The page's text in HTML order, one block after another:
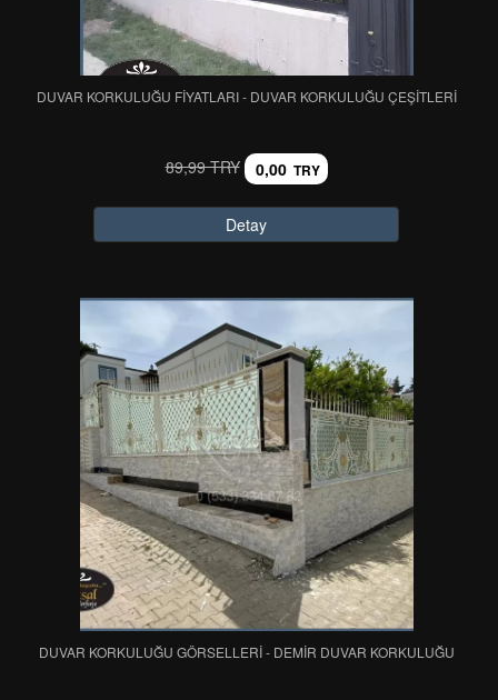
DUVAR KORKULUĞU FİYATLARI - DUVAR KORKULUĞU ÇEŞİTLERİ
89,99 TRY 0,00 TRY
Detay
DUVAR KORKULUĞU GÖRSELLERİ - DEMİR DUVAR KORKULUĞU